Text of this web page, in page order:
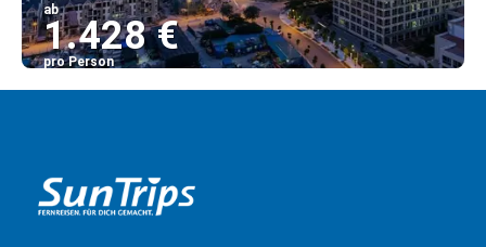
ab
1.428 €
pro Person
Sehen